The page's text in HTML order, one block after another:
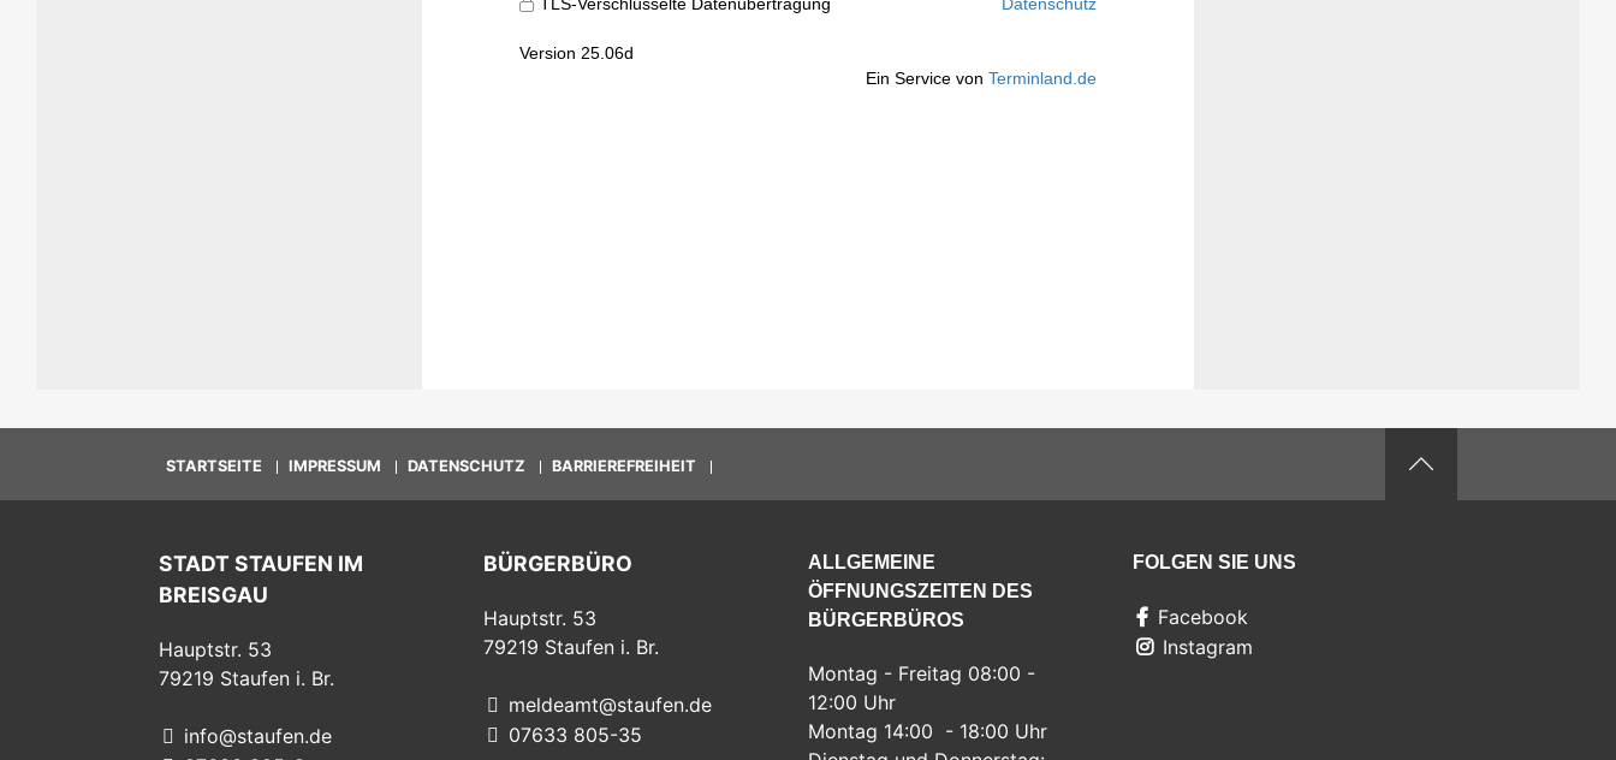
STARTSEITE IMPRESSUM DATENSCHUTZ BARRIEREFREIHEIT
STADT STAUFEN IM
BREISGAU
Hauptstr. 53
79219 Staufen i. Br.
info@staufen.de
BÜRGERBÜRO
Hauptstr. 53
79219 Staufen i. Br.
meldeamt@staufen.de
07633 805-35
ALLGEMEINE
ÖFFNUNGSZEITEN DES
BÜRGERBÜROS
Montag - Freitag 08:00 -
12:00 Uhr
Montag 14:00 - 18:00 Uhr
FOLGEN SIE UNS
Facebook
Instagram